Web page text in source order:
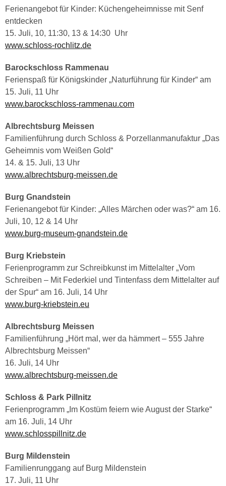
Ferienangebot für Kinder: Küchengeheimnisse mit Senf
entdecken
15. Juli, 10, 11:30, 13 & 14:30 Uhr
www.schloss-rochlitz.de
Barockschloss Rammenau
Ferienspaß für Königskinder „Naturführung für Kinder“ am
15. Juli, 11 Uhr
www.barockschloss-rammenau.com
Albrechtsburg Meissen
Familienführung durch Schloss & Porzellanmanufaktur „Das
Geheimnis vom Weißen Gold“
14. & 15. Juli, 13 Uhr
www.albrechtsburg-meissen.de
Burg Gnandstein
Ferienangebot für Kinder: „Alles Märchen oder was?“ am 16.
Juli, 10, 12 & 14 Uhr
www.burg-museum-gnandstein.de
Burg Kriebstein
Ferienprogramm zur Schreibkunst im Mittelalter „Vom
Schreiben – Mit Federkiel und Tintenfass dem Mittelalter auf
der Spur“ am 16. Juli, 14 Uhr
www.burg-kriebstein.eu
Albrechtsburg Meissen
Familienführung „Hört mal, wer da hämmert – 555 Jahre
Albrechtsburg Meissen“
16. Juli, 14 Uhr
www.albrechtsburg-meissen.de
Schloss & Park Pillnitz
Ferienprogramm „Im Kostüm feiern wie August der Starke“
am 16. Juli, 14 Uhr
www.schlosspillnitz.de
Burg Mildenstein
Familienrunggang auf Burg Mildenstein
17. Juli, 11 Uhr